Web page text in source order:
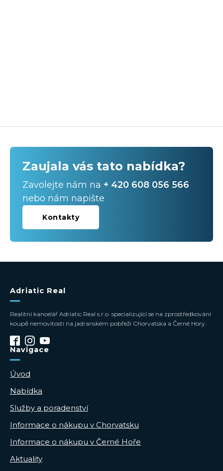
Zaujala vás tato nabídka?
Zavolejte nám na + 420 608 056 566
nebo nám napište
Kontakty
Adriatic Real
Realitní kancelář Adriatic Real s.r.o. specializující se na zprostředkování
koupě nemovitosti na jadranském pobřeží Chorvatska a Černé Hory.
Navigace
Úvod
Nabídka
Služby a poradenství
Informace o nákupu v Chorvatsku
Informace o nákupu v Černé Hoře
Aktuality